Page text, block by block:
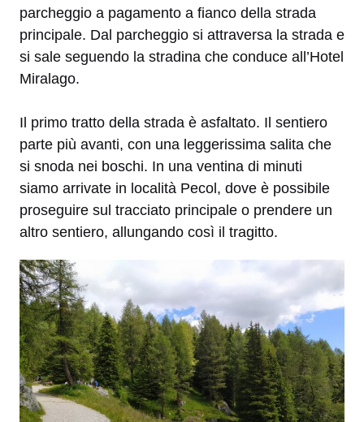
parcheggio a pagamento a fianco della strada
principale. Dal parcheggio si attraversa la strada e
si sale seguendo la stradina che conduce all’Hotel
Miralago.
Il primo tratto della strada è asfaltato. Il sentiero
parte più avanti, con una leggerissima salita che
si snoda nei boschi. In una ventina di minuti
siamo arrivate in località Pecol, dove è possibile
proseguire sul tracciato principale o prendere un
altro sentiero, allungando così il tragitto.